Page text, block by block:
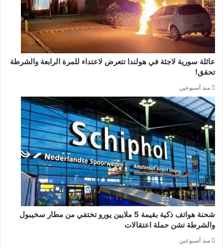
عائلة سورية لاجئة في هولندا تتعرض لاعتداء للمرة الرابعة والشرطة
تحقق!
منذ أسبوعين
شحنة هواتف ذكية بقيمة 5 ملايين يورو تختفي من مطار سخيبول
والشرطة تشن حملة اعتقالات
منذ أسبوعين